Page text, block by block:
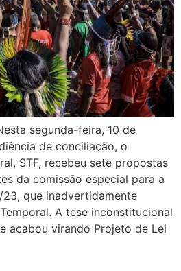
segunda-feira, 10 de
de conciliação, o
STF, recebeu sete propostas
da comissão especial para a
23, que inadvertidamente
A tese inconstitucional
acabou virando Projeto de Lei